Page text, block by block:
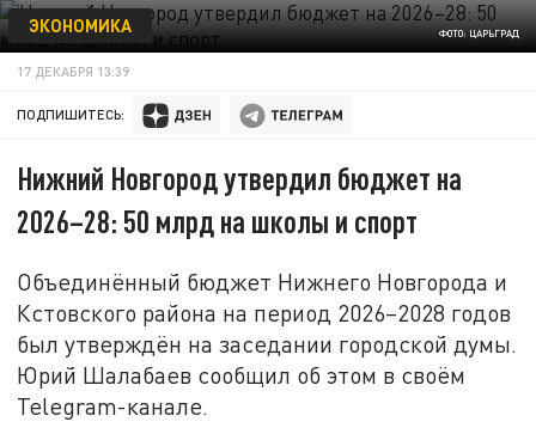
ФОТО: ЦАРЬГРАД
ЭКОНОМИКА
17 ДЕКАБРЯ 13:39
ПОДПИШИТЕСЬ:
Нижний Новгород утвердил бюджет на
2026–28: 50 млрд на школы и спорт
Объединённый бюджет Нижнего Новгорода и
Кстовского района на период 2026–2028 годов
был утверждён на заседании городской думы.
Юрий Шалабаев сообщил об этом в своём
Telegram-канале.